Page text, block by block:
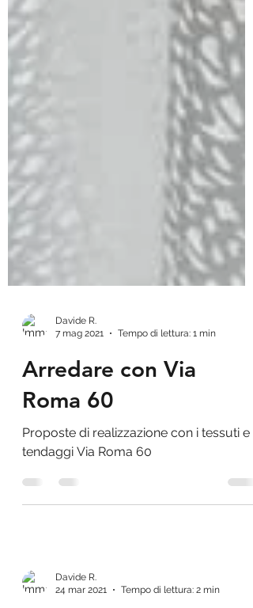
Davide R.
7 mag 2021
Arredare con Via
Roma 60
Proposte di realizzazione con i tessuti e
tendaggi Via Roma 60